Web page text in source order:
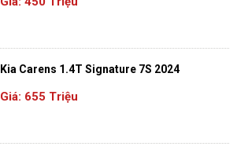
Kia Carens 1.4T Signature 7S 2024
Giá: 655 Triệu